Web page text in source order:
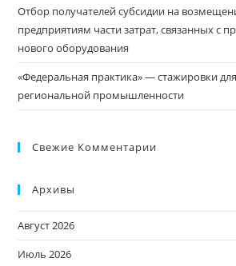
Отбор получателей субсидии на
предприятиям части затрат, связанных с
нового оборудования
«Федеральная практика» — стажировки
региональной промышленности
Свежие Комментарии
Архивы
Август 2026
Июль 2026